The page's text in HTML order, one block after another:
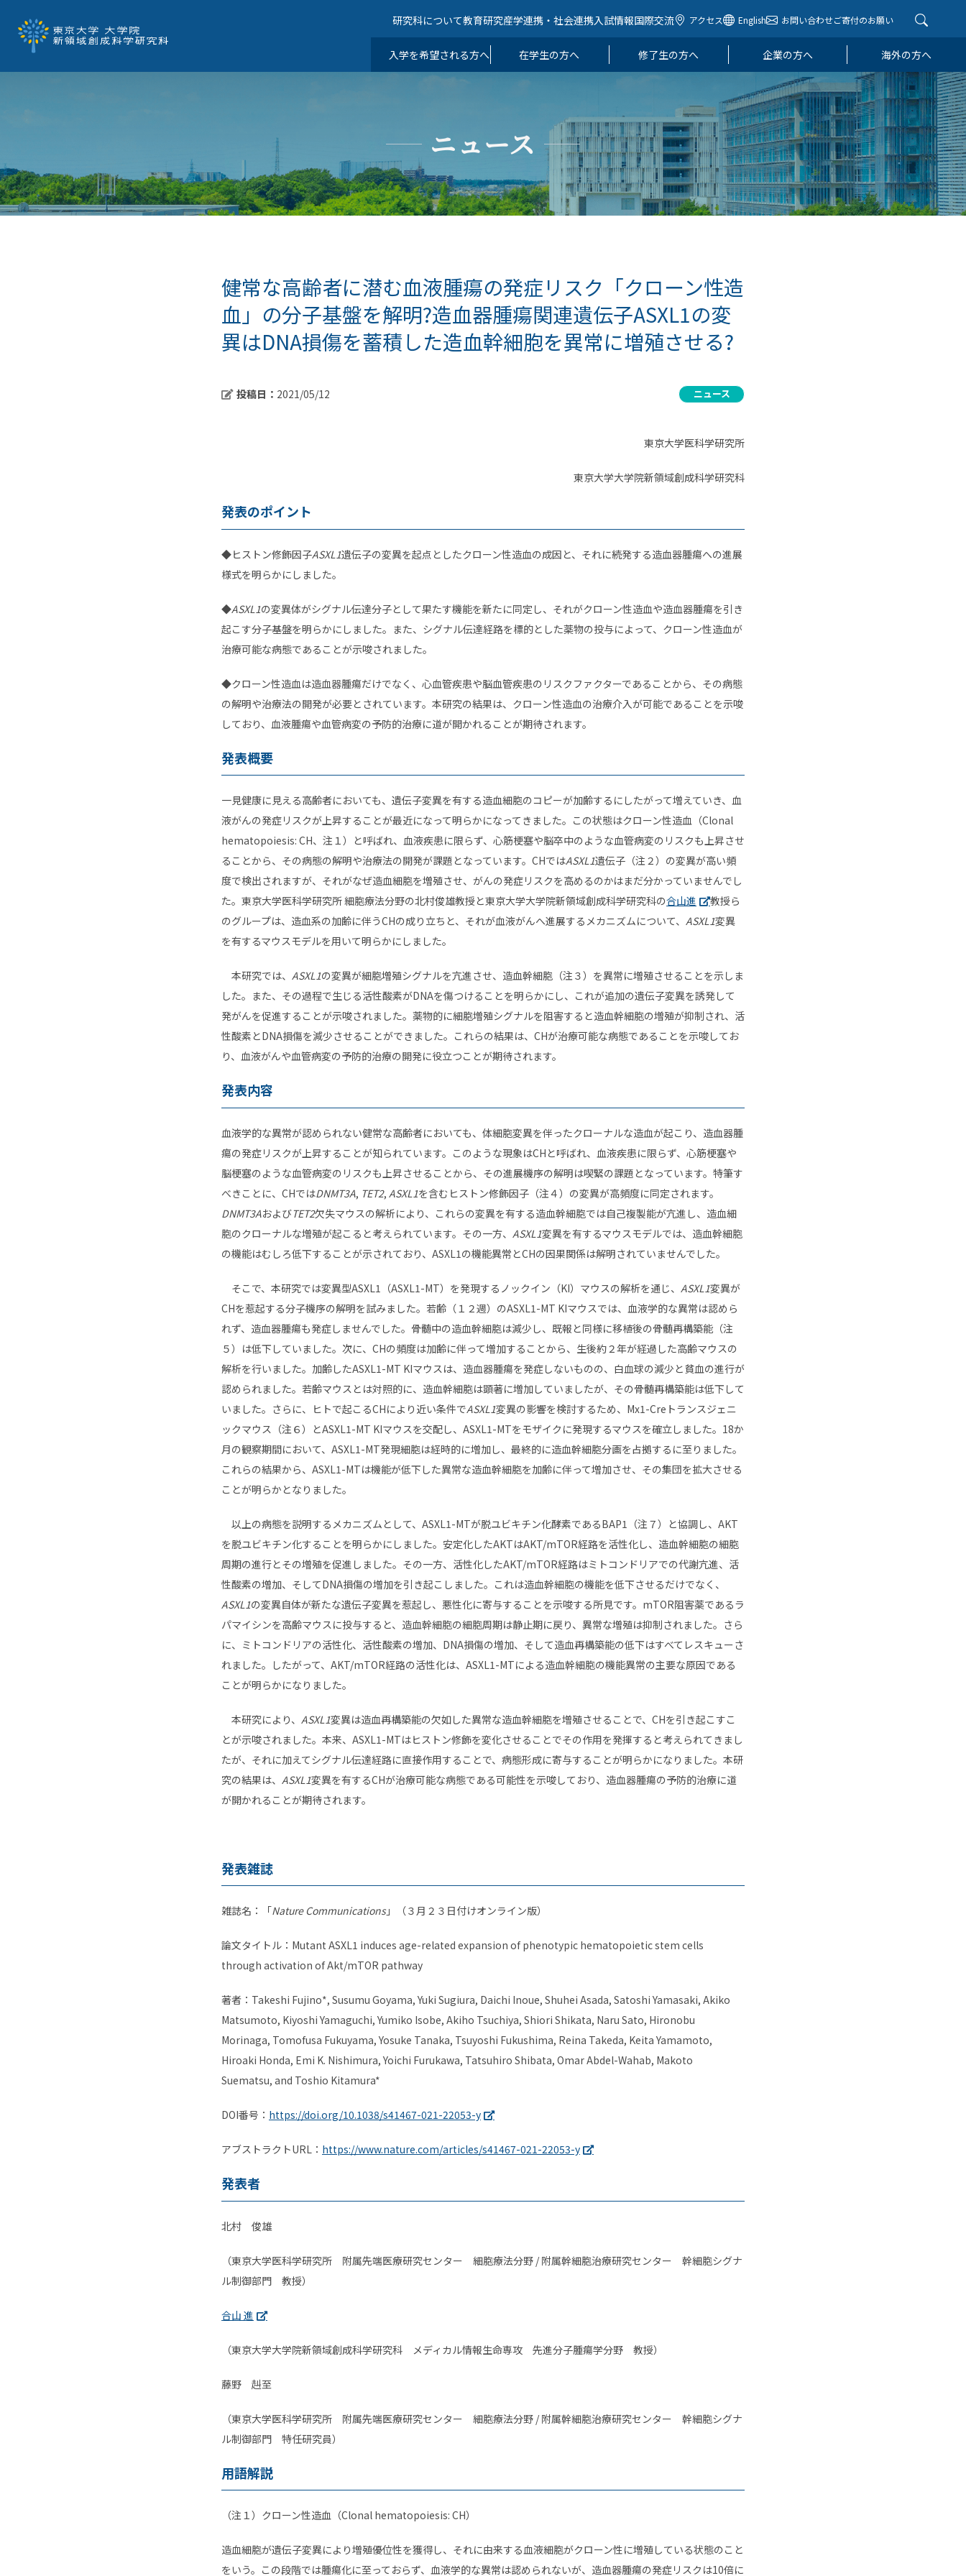
研究科について教育研究産学連携・社会連携入試情報国際交流 アクセス English お問い合わせご寄付のお願い
入学を希望される方へ 在学生の方へ 修了生の方へ 企業の方へ 海外の方へ
ニュース
健常な高齢者に潜む血液腫瘍の発症リスク「クローン性造
血」の分子基盤を解明?造血器腫瘍関連遺伝子ASXL1の変
異はDNA損傷を蓄積した造血幹細胞を異常に増殖させる?
投稿日： 2021/05/12 ニュース
東京大学医科学研究所
東京大学大学院新領域創成科学研究科
発表のポイント
◆ヒストン修飾因子ASXL1遺伝子の変異を起点としたクローン性造血の成因と、それに続発する造血器腫瘍への進展
様式を明らかにしました。
◆ASXL1の変異体がシグナル伝達分子として果たす機能を新たに同定し、それがクローン性造血や造血器腫瘍を引き
起こす分子基盤を明らかにしました。また、シグナル伝達経路を標的とした薬物の投与によって、クローン性造血が
治療可能な病態であることが示唆されました。
◆クローン性造血は造血器腫瘍だけでなく、心血管疾患や脳血管疾患のリスクファクターであることから、その病態
の解明や治療法の開発が必要とされています。本研究の結果は、クローン性造血の治療介入が可能であることを示唆
しており、血液腫瘍や血管病変の予防的治療に道が開かれることが期待されます。
発表概要
一見健康に見える高齢者においても、遺伝子変異を有する造血細胞のコピーが加齢するにしたがって増えていき、血
液がんの発症リスクが上昇することが最近になって明らかになってきました。この状態はクローン性造血（Clonal
hematopoiesis: CH、注１）と呼ばれ、血液疾患に限らず、心筋梗塞や脳卒中のような血管病変のリスクも上昇させ
ることから、その病態の解明や治療法の開発が課題となっています。CHではASXL1遺伝子（注２）の変異が高い頻
度で検出されますが、それがなぜ造血細胞を増殖させ、がんの発症リスクを高めるのかはまだ分かっていませんでし
た。東京大学医科学研究所 細胞療法分野の北村俊雄教授と東京大学大学院新領域創成科学研究科の合山進
教授ら
のグループは、造血系の加齢に伴うCHの成り立ちと、それが血液がんへ進展するメカニズムについて、 ASXL1変異
を有するマウスモデルを用いて明らかにしました。
本研究では、 ASXL1の変異が細胞増殖シグナルを亢進させ、造血幹細胞（注３）を異常に増殖させることを示しま
した。また、その過程で生じる活性酸素がDNAを傷つけることを明らかにし、これが追加の遺伝子変異を誘発して
発がんを促進することが示唆されました。薬物的に細胞増殖シグナルを阻害すると造血幹細胞の増殖が抑制され、活
性酸素とDNA損傷を減少させることができました。これらの結果は、CHが治療可能な病態であることを示唆してお
り、血液がんや血管病変の予防的治療の開発に役立つことが期待されます。
発表内容
血液学的な異常が認められない健常な高齢者においても、体細胞変異を伴ったクローナルな造血が起こり、造血器腫
瘍の発症リスクが上昇することが知られています。このような現象はCHと呼ばれ、血液疾患に限らず、心筋梗塞や
脳梗塞のような血管病変のリスクも上昇させることから、その進展機序の解明は喫緊の課題となっています。特筆す
べきことに、CHではDNMT3A, TET2, ASXL1を含むヒストン修飾因子（注４）の変異が高頻度に同定されます。
DNMT3AおよびTET2欠失マウスの解析により、これらの変異を有する造血幹細胞では自己複製能が亢進し、造血細
胞のクローナルな増殖が起こると考えられています。その一方、 ASXL1変異を有するマウスモデルでは、造血幹細胞
の機能はむしろ低下することが示されており、ASXL1の機能異常とCHの因果関係は解明されていませんでした。
そこで、本研究では変異型ASXL1（ASXL1-MT）を発現するノックイン（KI）マウスの解析を通じ、 ASXL1変異が
CHを惹起する分子機序の解明を試みました。若齢（１２週）のASXL1-MT KIマウスでは、血液学的な異常は認めら
れず、造血器腫瘍も発症しませんでした。骨髄中の造血幹細胞は減少し、既報と同様に移植後の骨髄再構築能（注
５）は低下していました。次に、CHの頻度は加齢に伴って増加することから、生後約２年が経過した高齢マウスの
解析を行いました。加齢したASXL1-MT KIマウスは、造血器腫瘍を発症しないものの、白血球の減少と貧血の進行が
認められました。若齢マウスとは対照的に、造血幹細胞は顕著に増加していましたが、その骨髄再構築能は低下して
いました。さらに、ヒトで起こるCHにより近い条件でASXL1変異の影響を検討するため、Mx1-Creトランスジェニ
ックマウス（注６）とASXL1-MT KIマウスを交配し、ASXL1-MTをモザイクに発現するマウスを確立しました。18か
月の観察期間において、ASXL1-MT発現細胞は経時的に増加し、最終的に造血幹細胞分画を占拠するに至りました。
これらの結果から、ASXL1-MTは機能が低下した異常な造血幹細胞を加齢に伴って増加させ、その集団を拡大させる
ことが明らかとなりました。
以上の病態を説明するメカニズムとして、ASXL1-MTが脱ユビキチン化酵素であるBAP1（注７）と協調し、AKT
を脱ユビキチン化することを明らかにしました。安定化したAKTはAKT/mTOR経路を活性化し、造血幹細胞の細胞
周期の進行とその増殖を促進しました。その一方、活性化したAKT/mTOR経路はミトコンドリアでの代謝亢進、活
性酸素の増加、そしてDNA損傷の増加を引き起こしました。これは造血幹細胞の機能を低下させるだけでなく、
ASXL1の変異自体が新たな遺伝子変異を惹起し、悪性化に寄与することを示唆する所見です。mTOR阻害薬であるラ
パマイシンを高齢マウスに投与すると、造血幹細胞の細胞周期は静止期に戻り、異常な増殖は抑制されました。さら
に、ミトコンドリアの活性化、活性酸素の増加、DNA損傷の増加、そして造血再構築能の低下はすべてレスキューさ
れました。したがって、AKT/mTOR経路の活性化は、ASXL1-MTによる造血幹細胞の機能異常の主要な原因である
ことが明らかになりました。
本研究により、 ASXL1変異は造血再構築能の欠如した異常な造血幹細胞を増殖させることで、CHを引き起こすこ
とが示唆されました。本来、ASXL1-MTはヒストン修飾を変化させることでその作用を発揮すると考えられてきまし
たが、それに加えてシグナル伝達経路に直接作用することで、病態形成に寄与することが明らかになりました。本研
究の結果は、 ASXL1変異を有するCHが治療可能な病態である可能性を示唆しており、造血器腫瘍の予防的治療に道
が開かれることが期待されます。
発表雑誌
雑誌名：「Nature Communications」（３月２３日付けオンライン版）
論文タイトル： Mutant ASXL1 induces age-related expansion of phenotypic hematopoietic stem cells
through activation of Akt/mTOR pathway
著者： Takeshi Fujino*, Susumu Goyama, Yuki Sugiura, Daichi Inoue, Shuhei Asada, Satoshi Yamasaki, Akiko
Matsumoto, Kiyoshi Yamaguchi, Yumiko Isobe, Akiho Tsuchiya, Shiori Shikata, Naru Sato, Hironobu
Morinaga, Tomofusa Fukuyama, Yosuke Tanaka, Tsuyoshi Fukushima, Reina Takeda, Keita Yamamoto,
Hiroaki Honda, Emi K. Nishimura, Yoichi Furukawa, Tatsuhiro Shibata, Omar Abdel-Wahab, Makoto
Suematsu, and Toshio Kitamura*
DOI番号： https://doi.org/10.1038/s41467-021-22053-y
アブストラクトURL ： https://www.nature.com/articles/s41467-021-22053-y
発表者
北村 俊雄
（東京大学医科学研究所 附属先端医療研究センター 細胞療法分野 / 附属幹細胞治療研究センター 幹細胞シグナ
ル制御部門 教授）
合山 進
（東京大学大学院新領域創成科学研究科 メディカル情報生命専攻 先進分子腫瘍学分野 教授）
藤野 赳至
（東京大学医科学研究所 附属先端医療研究センター 細胞療法分野 / 附属幹細胞治療研究センター 幹細胞シグナ
ル制御部門 特任研究員）
用語解説
（注１）クローン性造血（Clonal hematopoiesis: CH）
造血細胞が遺伝子変異により増殖優位性を獲得し、それに由来する血液細胞がクローン性に増殖している状態のこと
をいう。この段階では腫瘍化に至っておらず、血液学的な異常は認められないが、造血器腫瘍の発症リスクは10倍に